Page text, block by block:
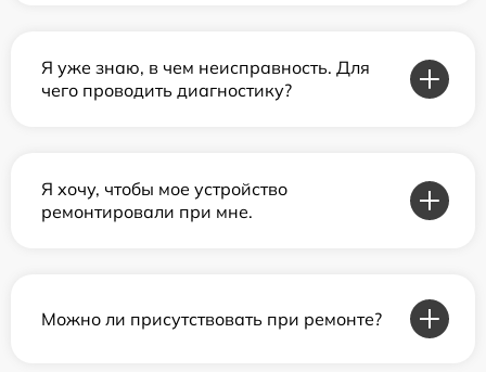
Я уже знаю, в чем неисправность. Для
чего проводить диагностику?
Я хочу, чтобы мое устройство
ремонтировали при мне.
Можно ли присутствовать при ремонте?